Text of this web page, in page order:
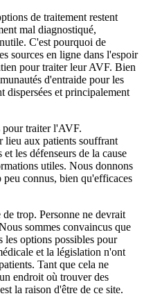
de traitement restent
mal diagnostiqué,
C'est pourquoi de
sources en ligne dans l'espoir
pour traiter leur AVF. Bien
d'entraide pour les
dispersées et principalement
pour traiter l'AVF.
lieu aux patients souffrant
les défenseurs de la cause
utiles. Nous donnons
connus, bien qu'efficaces
trop. Personne ne devrait
sommes convaincus que
les options possibles pour
et la législation n'ont
Tant que cela ne
endroit où trouver des
la raison d'être de ce site.